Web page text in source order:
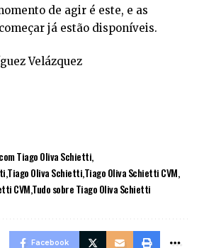
de agir é este, e as
já estão disponíveis.
Velázquez
Tiago Oliva Schietti
Tiago Oliva SchiettiTiago Oliva Schietti CVM
CVMTudo sobre Tiago Oliva Schietti
Facebook